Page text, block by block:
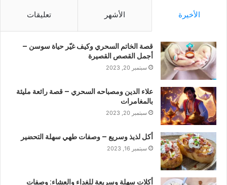
الأخيرة الأشهر تعليقات
قصة الخاتم السحري وكيف غيّر حياة سوسن –
أجمل القصص القصيرة
سبتمبر 20, 2023
علاء الدين ومصباحه السحري – قصة رائعة مليئة
بالمغامرات
سبتمبر 20, 2023
أكل لذيذ وسريع – وصفات طهي سهلة التحضير
سبتمبر 16, 2023
أكلات سهلة وسريعة للغداء والعشاء: وصفات